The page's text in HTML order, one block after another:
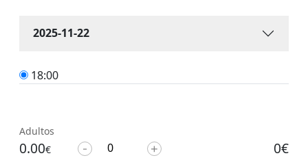
2025-11-22
18:00
Adultos
0.00€ 0€